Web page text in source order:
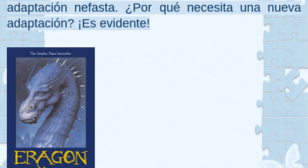
adaptación nefasta. ¿Por qué necesita una nueva
adaptación? ¡Es evidente!